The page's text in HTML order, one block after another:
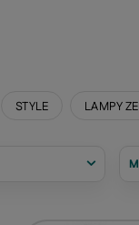
STYLE LAMPY